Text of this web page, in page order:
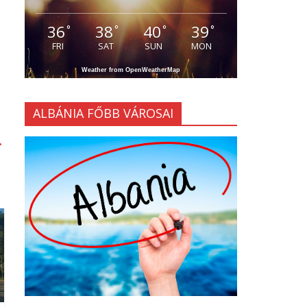
36°
FRI
38°
SAT
40°
SUN
39°
MON
Weather from OpenWeatherMap
ALBÁNIA FŐBB VÁROSAI